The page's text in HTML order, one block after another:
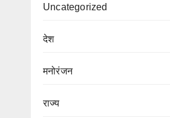
Uncategorized
देश
मनोरंजन
राज्य